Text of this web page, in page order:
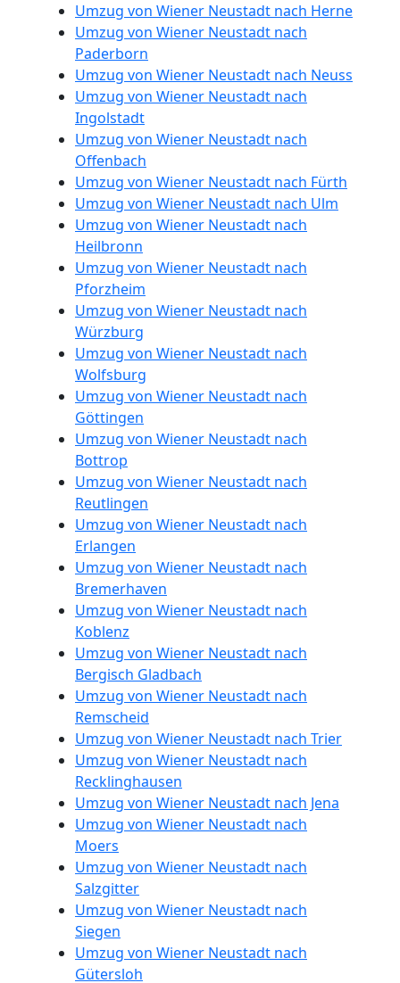
Umzug von Wiener Neustadt nach Herne
Umzug von Wiener Neustadt nach
Paderborn
Umzug von Wiener Neustadt nach Neuss
Umzug von Wiener Neustadt nach
Ingolstadt
Umzug von Wiener Neustadt nach
Offenbach
Umzug von Wiener Neustadt nach Fürth
Umzug von Wiener Neustadt nach Ulm
Umzug von Wiener Neustadt nach
Heilbronn
Umzug von Wiener Neustadt nach
Pforzheim
Umzug von Wiener Neustadt nach
Würzburg
Umzug von Wiener Neustadt nach
Wolfsburg
Umzug von Wiener Neustadt nach
Göttingen
Umzug von Wiener Neustadt nach
Bottrop
Umzug von Wiener Neustadt nach
Reutlingen
Umzug von Wiener Neustadt nach
Erlangen
Umzug von Wiener Neustadt nach
Bremerhaven
Umzug von Wiener Neustadt nach
Koblenz
Umzug von Wiener Neustadt nach
Bergisch Gladbach
Umzug von Wiener Neustadt nach
Remscheid
Umzug von Wiener Neustadt nach Trier
Umzug von Wiener Neustadt nach
Recklinghausen
Umzug von Wiener Neustadt nach Jena
Umzug von Wiener Neustadt nach
Moers
Umzug von Wiener Neustadt nach
Salzgitter
Umzug von Wiener Neustadt nach
Siegen
Umzug von Wiener Neustadt nach
Gütersloh